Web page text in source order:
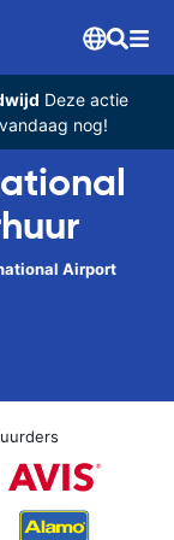
Deze actie
nog!
Airport